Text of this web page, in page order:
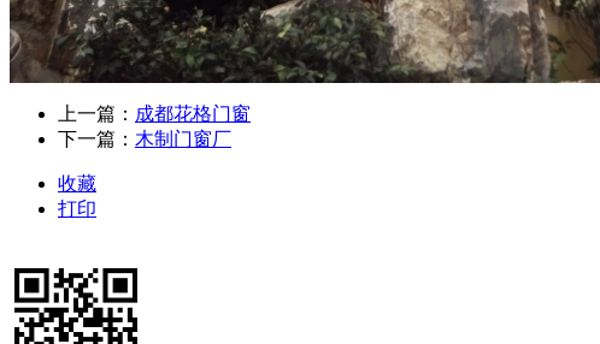
上一篇： 成都花格门窗
下一篇： 木制门窗厂
收藏
打印